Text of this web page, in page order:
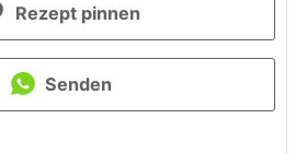
Rezept pinnen
Senden